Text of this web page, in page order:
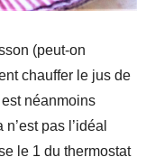
(peut-on
chauffer le jus de
néanmoins
pas l’idéal
le 1 du thermostat